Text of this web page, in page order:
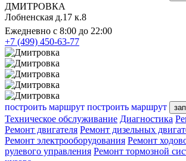
ДМИТРОВКА
Лобненская д.17 к.8
Ежедневно с 8:00 до 22:00
+7 (499) 450-63-77
построить маршрут построить маршрут
Техническое обслуживание Диагностика
Ремонт двигателя Ремонт дизельных
Ремонт электрооборудования Ремонт
рулевого управления Ремонт тормозной